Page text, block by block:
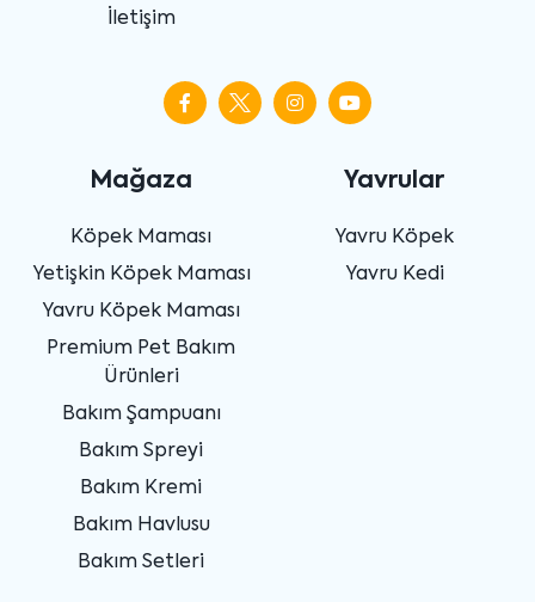
İletişim
Mağaza
Köpek Maması
Yetişkin Köpek Maması
Yavru Köpek Maması
Premium Pet Bakım
Ürünleri
Bakım Şampuanı
Bakım Spreyi
Bakım Kremi
Bakım Havlusu
Bakım Setleri
Yavrular
Yavru Köpek
Yavru Kedi